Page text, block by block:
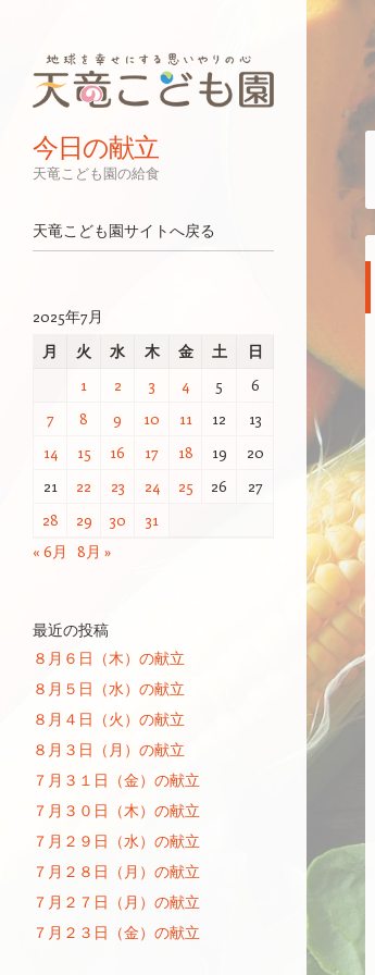
今日の献立
天竜こども園の給食
ナビゲーション
コンテンツへスキップ
天竜こども園サイトへ戻る
2025年7月
月
火 水 木 金 土
日
1
2 3 4 5
6
7
8 9 10 11 12
13
14
15 16 17 18 19
20
21
22 23 24 25 26
27
28
29 30
31
« 6月
8月 »
最近の投稿
８月６日（木）の献立
８月５日（水）の献立
８月４日（火）の献立
８月３日（月）の献立
７月３１日（金）の献立
７月３０日（木）の献立
７月２９日（水）の献立
７月２８日（月）の献立
７月２７日（月）の献立
７月２３日（金）の献立